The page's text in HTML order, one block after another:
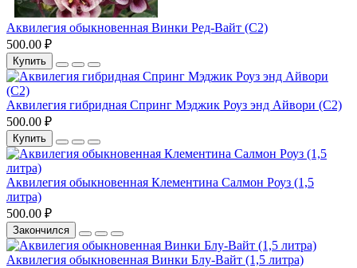
Аквилегия обыкновенная Винки Ред-Вайт (С2)
500.00 ₽
Купить
Аквилегия гибридная Спринг Мэджик Роуз энд Айвори (С2)
500.00 ₽
Купить
Аквилегия обыкновенная Клементина Салмон Роуз (1,5
литра)
500.00 ₽
Закончился
Аквилегия обыкновенная Винки Блу-Вайт (1,5 литра)